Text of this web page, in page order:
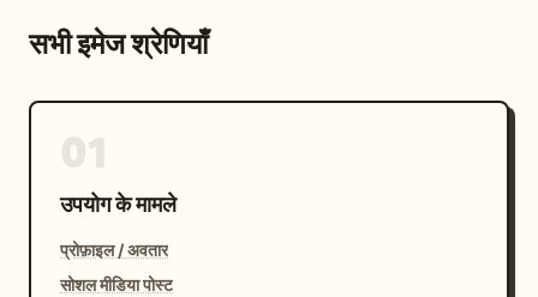
सभी इमेज श्रेणियाँ
उपयोग के मामले
प्रोफ़ाइल / अवतार
सोशल मीडिया पोस्ट